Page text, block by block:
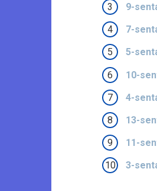
9-
7-
5-
10-
4-
13-
11-
3-